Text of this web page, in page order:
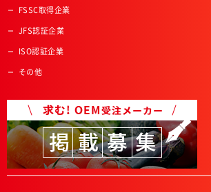
FSSC取得企業
JFS認証企業
ISO認証企業
その他